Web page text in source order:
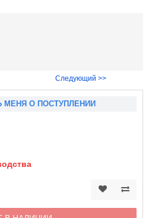
Следующий >>
МЕНЯ О ПОСТУПЛЕНИИ